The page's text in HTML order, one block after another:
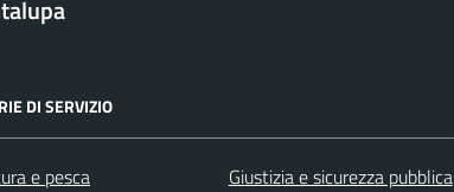
DI SERVIZIO
e pesca
Giustizia e sicurezza pubblica